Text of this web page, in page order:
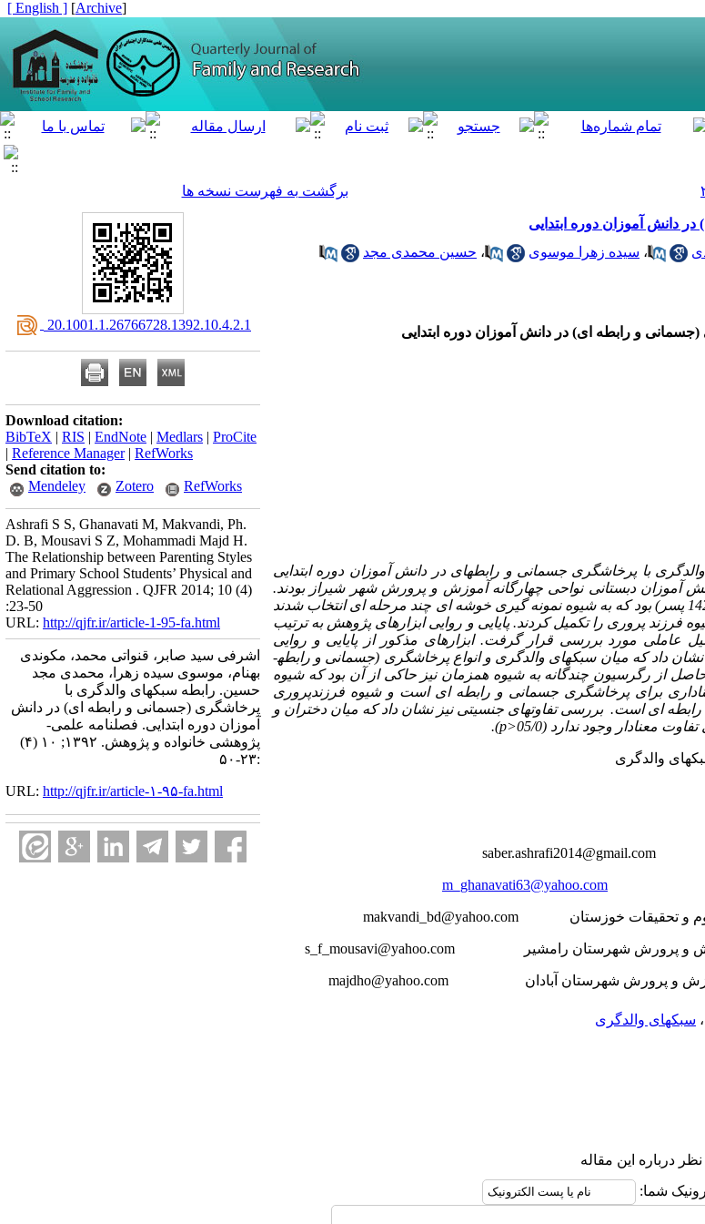
[
Archive
]
[ English ]
برگشت به فهرست نسخه ها
دانش آموزان دوره ابتدایی
، سیده زهرا موسوی ، حسین محمدی مجد
(جسمانی و رابطه ­ای) در دانش آموزان دوره ابتدایی
با پرخاشگری جسمانی و رابطه­ای در دانش آموزان دوره ابتدایی
آموزان دبستانی نواحی چهارگانه آموزش و پرورش شهر شیراز بودند.
گروه نمونه شامل 410 دانش ­آموز (268 دختر و 142 پسر) بود که به شیوه نمونه­ گیری خوشه­ ای چند مرحله ­ای انتخاب شدند
پروری را تکمیل کردند. پایایی و روایی ابزارهای پژوهش به ترتیب
عاملی مورد بررسی قرار گرفت. ابزارهای مذکور از پایایی و روایی
نشان داد که میان سبکهای والدگری و انواع پرخاشگری (جسمانی و رابطه­
حاصل از رگرسیون چندگانه به شیوه همزمان نیز حاکی از آن بود که شیوه
برای پرخاشگری جسمانی و رابطه ­ای است و شیوه فرزندپروری
ای است. بررسی تفاوتهای جنسیتی نیز نشان داد که میان دختران و
معنادار وجود ندارد (05/0<
p
).
والدگری
saber.ashrafi2014@gmail.com
m_ghanavati63@yahoo.com
makvandi_bd@yahoo.com
s_f_mousavi@yahoo.com
majdho@yahoo.com
، سبکهای والدگری
درباره این مقاله
شما:
‎ 20.1001.1.26766728.1392.10.4.2.1
Download citation:
BibTeX | RIS | EndNote | Medlars | ProCite
| Reference Manager| RefWorks
Send citation to:
Mendeley
Zotero RefWorks
Ashrafi S S, Ghanavati M, Makvandi, Ph.
D. B, Mousavi S Z, Mohammadi Majd H.
The Relationship between Parenting Styles
and Primary School Students’ Physical and
Relational Aggression . QJFR 2014; 10 (4)
:23-50
URL: http://qjfr.ir/article-1-95-fa.html
اشرفی سید صابر، قنواتی محمد، مکوندی
بهنام، موسوی سیده زهرا، محمدی مجد
حسین. رابطه سبکهای والدگری با
پرخاشگری (جسمانی و رابطه­ ای) در دانش
آموزان دوره ابتدایی. فصلنامه علمی-
پژوهشی خانواده و پژوهش. ۱۳۹۲; ۱۰ (۴)
:۲۳-۵۰
URL: http://qjfr.ir/article-۱-۹۵-fa.html